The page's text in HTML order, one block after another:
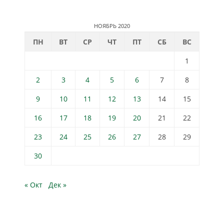
НОЯБРЬ 2020
ПН ВТ СР ЧТ ПТ СБ
ВС
1
2
3 4 5 6 7
8
9
10 11 12 13 14
15
16
17 18 19 20 21
22
23
24 25 26 27 28
29
30
« Окт Дек »